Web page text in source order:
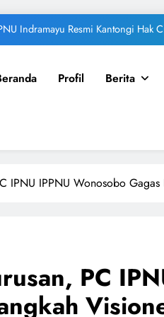
IPNU-IPPNU Pandeglang Gelar
Ranting Keyongan
IPPNU Pandeglang Gelar
PAC IPNU-IPPNU
Profil Berita
IPNU IPPNU Wonosobo
PC